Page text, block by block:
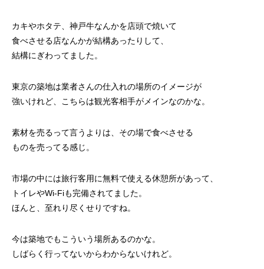
カキやホタテ、神戸牛なんかを店頭で焼いて
食べさせる店なんかが結構あったりして、
結構にぎわってました。
東京の築地は業者さんの仕入れの場所のイメージが
強いけれど、こちらは観光客相手がメインなのかな。
素材を売るって言うよりは、その場で食べさせる
ものを売ってる感じ。
市場の中には旅行客用に無料で使える休憩所があって、
トイレやWi-Fiも完備されてました。
ほんと、至れり尽くせりですね。
今は築地でもこういう場所あるのかな。
しばらく行ってないからわからないけれど。